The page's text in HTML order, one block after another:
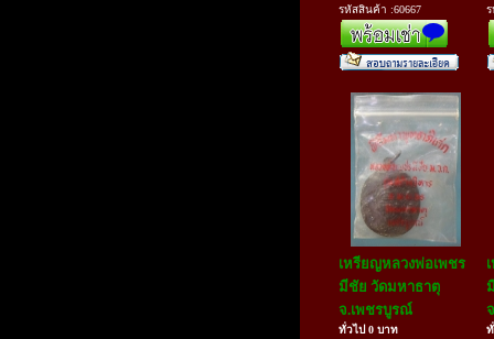
รหัสสินค้า :60667
เหรียญหลวงพ่อเพชร
มีชัย วัดมหาธาตุ
จ.เพชรบูรณ์
ทั่วไป 0 บาท